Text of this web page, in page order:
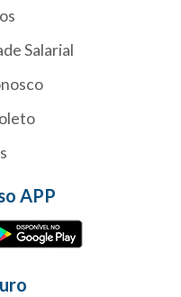
Salarial
APP